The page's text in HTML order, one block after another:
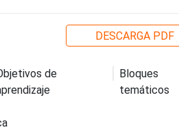
DESCARGA PDF
de
Bloques
temáticos